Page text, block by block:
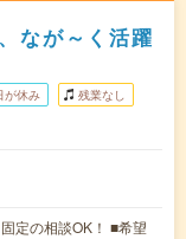
なが～く活躍
が休み 残業なし
定の相談OK！ ■希望